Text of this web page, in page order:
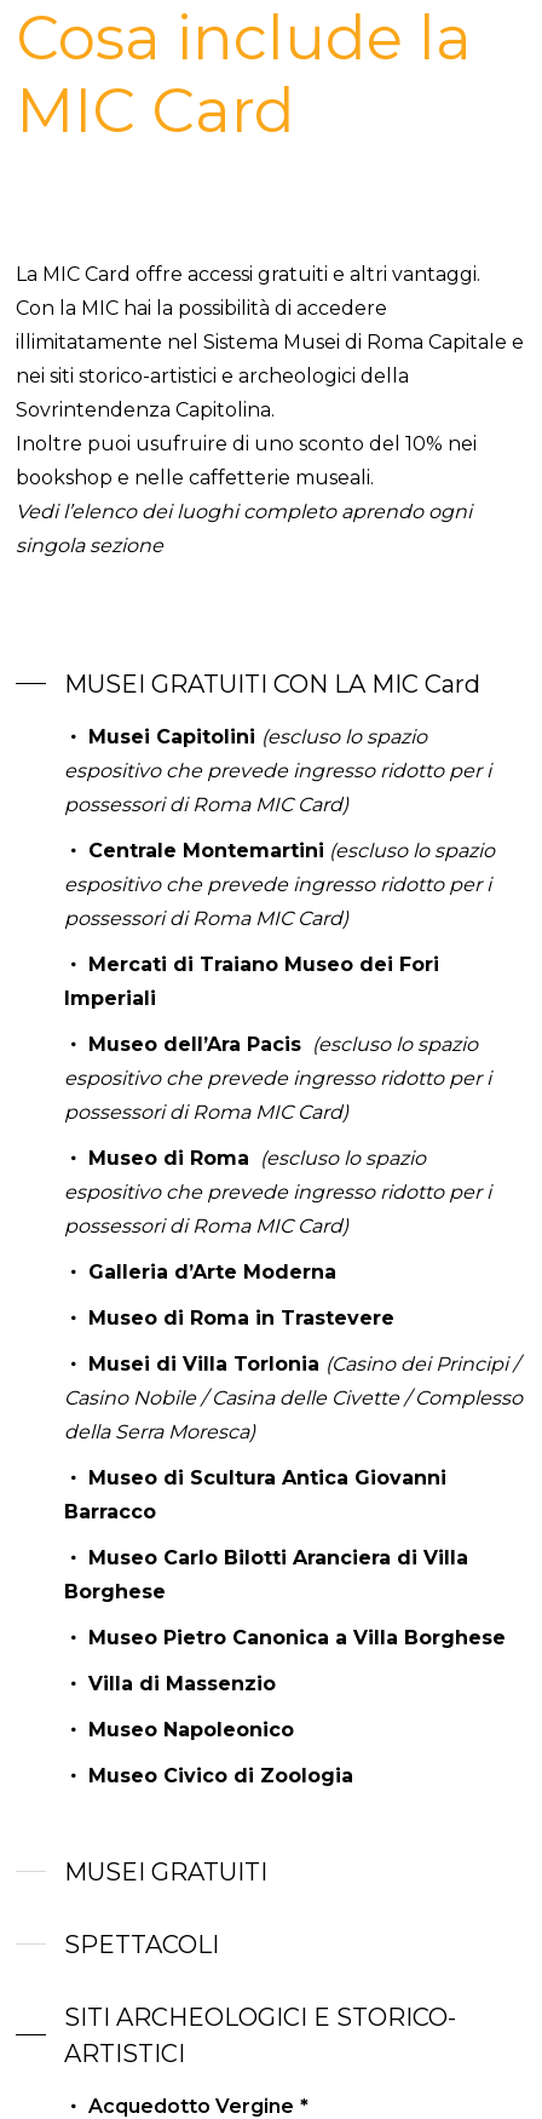
Cosa include la
MIC Card
La MIC Card offre accessi gratuiti e altri vantaggi.
Con la MIC hai la possibilità di accedere
illimitatamente nel Sistema Musei di Roma Capitale e
nei siti storico-artistici e archeologici della
Sovrintendenza Capitolina.
Inoltre puoi usufruire di uno sconto del 10% nei
bookshop e nelle caffetterie museali.
Vedi l’elenco dei luoghi completo aprendo ogni
singola sezione
MUSEI GRATUITI CON LA MIC Card
Musei Capitolini (escluso lo spazio
espositivo che prevede ingresso ridotto per i
possessori di Roma MIC Card)
Centrale Montemartini (escluso lo spazio
espositivo che prevede ingresso ridotto per i
possessori di Roma MIC Card)
Mercati di Traiano Museo dei Fori
Imperiali
Museo dell’Ara Pacis (escluso lo spazio
espositivo che prevede ingresso ridotto per i
possessori di Roma MIC Card)
Museo di Roma
(escluso lo spazio
espositivo che prevede ingresso ridotto per i
possessori di Roma MIC Card)
Galleria d’Arte Moderna
Museo di Roma in Trastevere
Musei di Villa Torlonia (Casino dei Principi /
Casino Nobile / Casina delle Civette / Complesso
della Serra Moresca)
Museo di Scultura Antica Giovanni
Barracco
Museo Carlo Bilotti Aranciera di Villa
Borghese
Museo Pietro Canonica a Villa Borghese
Villa di Massenzio
Museo Napoleonico
Museo Civico di Zoologia
MUSEI GRATUITI
SPETTACOLI
SITI ARCHEOLOGICI E STORICO-
ARTISTICI
Acquedotto Vergine *